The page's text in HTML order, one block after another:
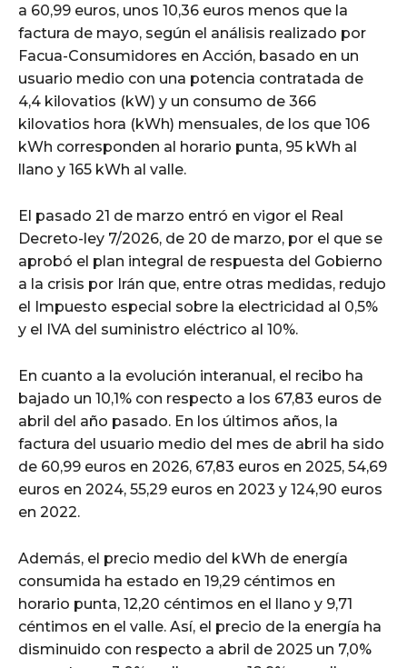
a 60,99 euros, unos 10,36 euros menos que la
factura de mayo, según el análisis realizado por
Facua-Consumidores en Acción, basado en un
usuario medio con una potencia contratada de
4,4 kilovatios (kW) y un consumo de 366
kilovatios hora (kWh) mensuales, de los que 106
kWh corresponden al horario punta, 95 kWh al
llano y 165 kWh al valle.
El pasado 21 de marzo entró en vigor el Real
Decreto-ley 7/2026, de 20 de marzo, por el que se
aprobó el plan integral de respuesta del Gobierno
a la crisis por Irán que, entre otras medidas, redujo
el Impuesto especial sobre la electricidad al 0,5%
y el IVA del suministro eléctrico al 10%.
En cuanto a la evolución interanual, el recibo ha
bajado un 10,1% con respecto a los 67,83 euros de
abril del año pasado. En los últimos años, la
factura del usuario medio del mes de abril ha sido
de 60,99 euros en 2026, 67,83 euros en 2025, 54,69
euros en 2024, 55,29 euros en 2023 y 124,90 euros
en 2022.
Además, el precio medio del kWh de energía
consumida ha estado en 19,29 céntimos en
horario punta, 12,20 céntimos en el llano y 9,71
céntimos en el valle. Así, el precio de la energía ha
disminuido con respecto a abril de 2025 un 7,0%